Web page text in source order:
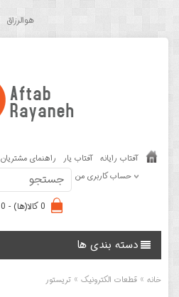
هوالرزاق
آفتاب رایانه آفتاب یار راهنمای مشتریان
حساب کاربری من
0 کالا(ها) - 0 تومان
دسته بندی ها
خانه » قطعات الکترونیک » تریستور